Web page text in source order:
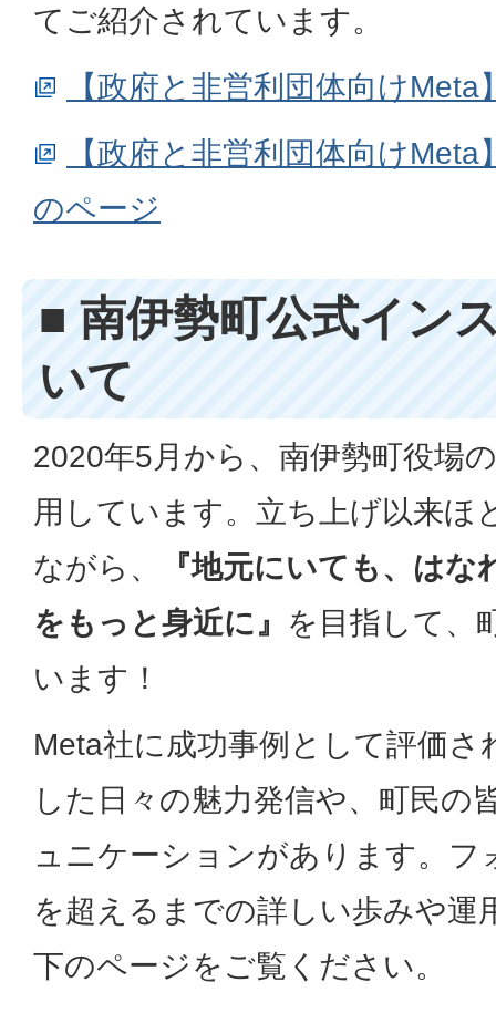
てご紹介されています。
【政府と非営利団体向け
【政府と非営利団体向け
のページ
■ 南伊勢町公式イン
いて
2020年5月から、南伊勢町役場
用しています。立ち上げ以来ほ
ながら、
『地元にいても、は
をもっと身近に』 を目指して、
います！
Meta社に成功事例として評価さ
した日々の魅力発信や、町民の
ュニケーションがあります。フ
を超えるまでの詳しい歩みや運
下のページをご覧ください。